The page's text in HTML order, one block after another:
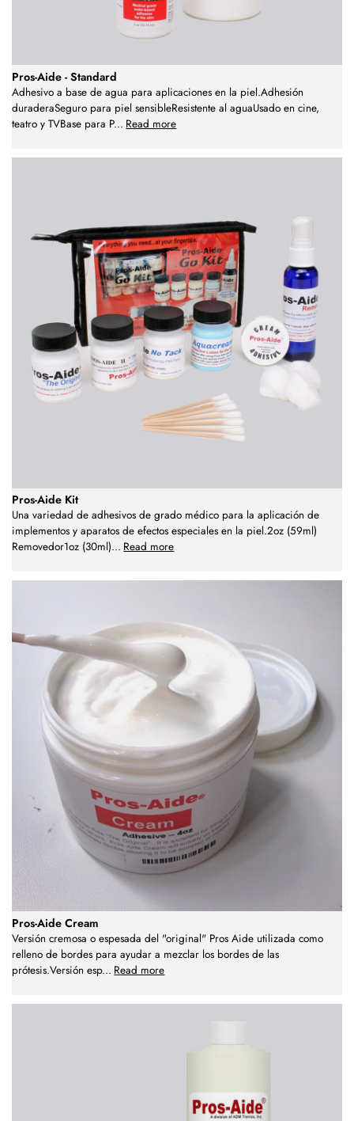
Pros-Aide - Standard
Adhesivo a base de agua para aplicaciones en la piel.Adhesión
duraderaSeguro para piel sensibleResistente al aguaUsado en cine,
teatro y TVBase para P... Read more
Pros-Aide Kit
Una variedad de adhesivos de grado médico para la aplicación de
implementos y aparatos de efectos especiales en la piel.2oz (59ml)
Removedor1oz (30ml)... Read more
Pros-Aide Cream
Versión cremosa o espesada del "original" Pros Aide utilizada como
relleno de bordes para ayudar a mezclar los bordes de las
prótesis.Versión esp... Read more